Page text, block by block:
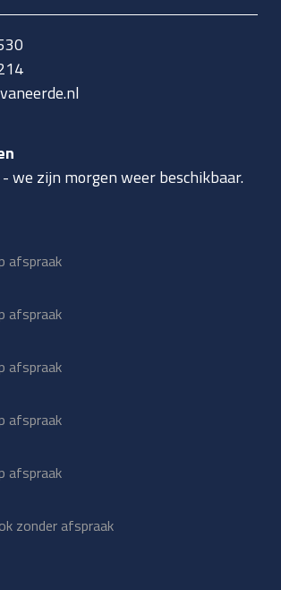
-we zijn morgen weer beschikbaar.
afspraak
afspraak
afspraak
afspraak
afspraak
zonder afspraak